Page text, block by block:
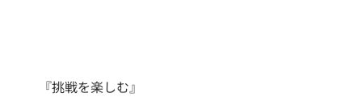
『挑戦を楽しむ』